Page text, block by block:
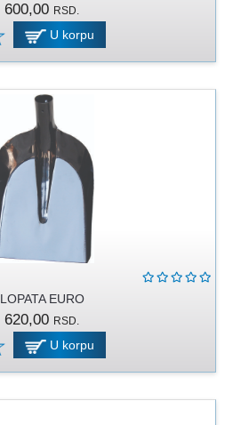
600,00 RSD.
U korpu
LOPATA EURO
620,00 RSD.
U korpu